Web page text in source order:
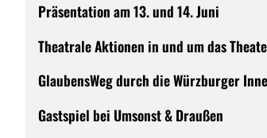
Präsentation am 13. und 14. Juni
Theatrale Aktionen in und um das
GlaubensWeg durch die Würzburger
Gastspiel bei Umsonst & Draußen